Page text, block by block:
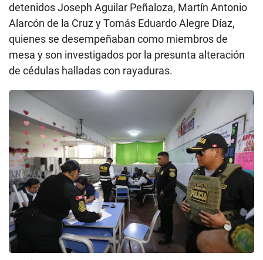
detenidos Joseph Aguilar Peñaloza, Martín Antonio
Alarcón de la Cruz y Tomás Eduardo Alegre Díaz,
quienes se desempeñaban como miembros de
mesa y son investigados por la presunta alteración
de cédulas halladas con rayaduras.